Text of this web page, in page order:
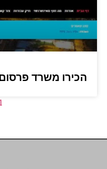
הכירו משרד פרסום
1